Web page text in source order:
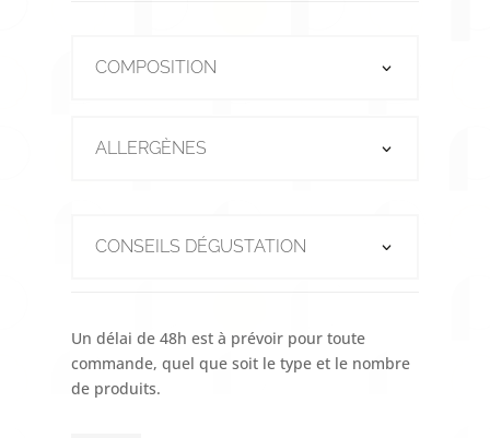
COMPOSITION
ALLERGÈNES
CONSEILS DÉGUSTATION
Un délai de 48h est à prévoir pour toute
commande, quel que soit le type et le nombre
de produits.